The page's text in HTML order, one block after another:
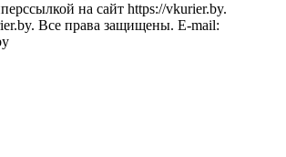
на сайт https://vkurier.by.
Все права защищены. E-mail: